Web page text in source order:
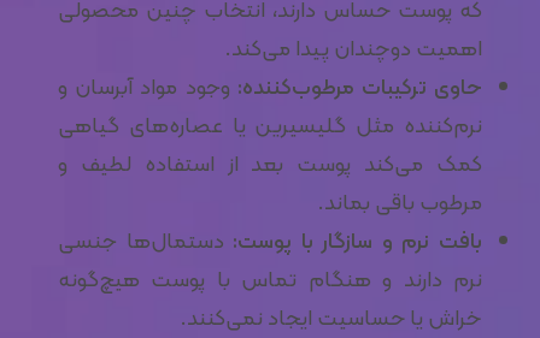
که پوست حساس دارند، انتخاب چنین محصولی
اهمیت دوچندان پیدا می‌کند.
حاوی ترکیبات مرطوب‌کننده: وجود مواد آبرسان و
نرم‌کننده مثل گلیسیرین یا عصاره‌های گیاهی
کمک می‌کند پوست بعد از استفاده لطیف و
مرطوب باقی بماند.
بافت نرم و سازگار با پوست: دستمال‌ها جنسی
نرم دارند و هنگام تماس با پوست هیچ‌گونه
خراش یا حساسیت ایجاد نمی‌کنند.